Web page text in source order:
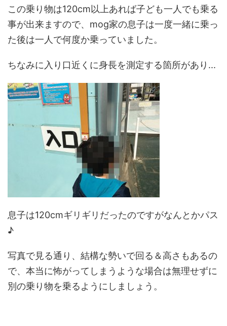
この乗り物は120cm以上あれば子ども一人でも乗る
事が出来ますので、mog家の息子は一度一緒に乗っ
た後は一人で何度か乗っていました。
ちなみに入り口近くに身長を測定する箇所があり...
息子は120cmギリギリだったのですがなんとかパス
♪
写真で見る通り、結構な勢いで回る＆高さもあるの
で、本当に怖がってしまうような場合は無理せずに
別の乗り物を乗るようにしましょう。